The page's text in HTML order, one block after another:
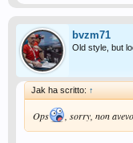
bvzm71
Old style, but
Jak ha scritto: ↑
Ops , sorry, non